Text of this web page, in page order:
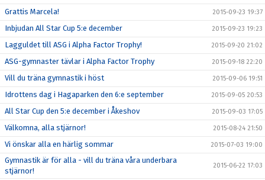
Grattis Marcela! 2015-09-23 19:37
Inbjudan All Star Cup 5:e december 2015-09-23 19:23
Lagguldet till ASG i Alpha Factor Trophy! 2015-09-20 21:02
ASG-gymnaster tävlar i Alpha Factor Trophy 2015-09-18 22:20
Vill du träna gymnastik i höst 2015-09-06 19:51
Idrottens dag i Hagaparken den 6:e september 2015-09-05 20:53
All Star Cup den 5:e december i Åkeshov 2015-09-03 17:05
Välkomna, alla stjärnor! 2015-08-24 21:50
Vi önskar alla en härlig sommar 2015-07-03 19:00
Gymnastik är för alla - vill du träna våra underbara
stjärnor!
2015-06-22 17:03